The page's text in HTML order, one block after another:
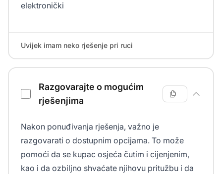
elektronički
Uvijek imam neko rješenje pri ruci
Razgovarajte o mogućim
rješenjima
Nakon ponuđivanja rješenja, važno je
razgovarati o dostupnim opcijama. To može
pomoći da se kupac osjeća čutim i cijenjenim,
kao i da ozbiljno shvaćate njihovu pritužbu i da